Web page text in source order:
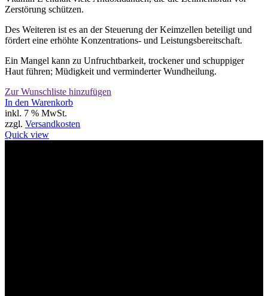
Zerstörung schützen.
Des Weiteren ist es an der Steuerung der Keimzellen beteiligt und
fördert eine erhöhte Konzentrations- und Leistungsbereitschaft.
Ein Mangel kann zu Unfruchtbarkeit, trockener und schuppiger
Haut führen; Müdigkeit und verminderter Wundheilung.
Zur Wunschliste hinzufügen
In den Warenkorb
inkl. 7 % MwSt.
zzgl. Versandkosten
Quick view